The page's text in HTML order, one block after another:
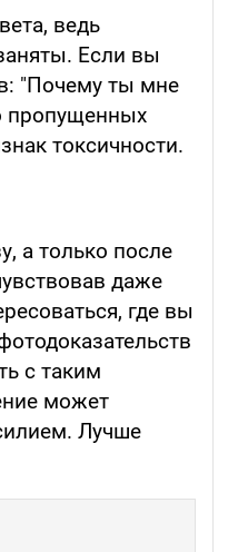
ведь
Если вы
"Почему ты мне
пропущенных
токсичности.
а только после
даже
где вы
с таким
может
Лучше